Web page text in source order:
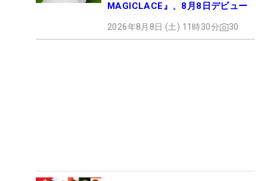
MAGICLACE』、8月8日デビュー
2026年8月8日 (土) 11時30分 30